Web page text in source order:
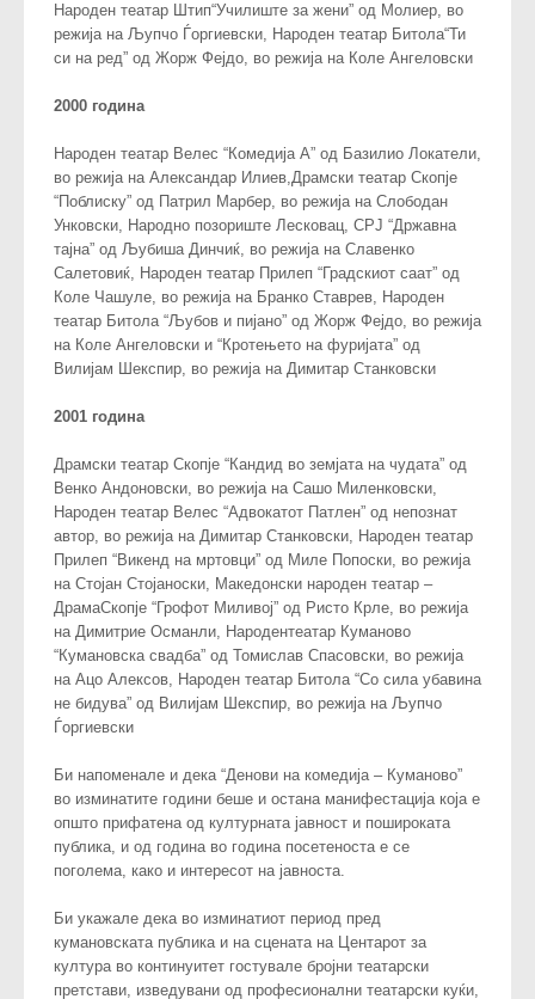
Народен театар Штип“Училиште за жени” од Молиер, во
режија на Љупчо Ѓоргиевски, Народен театар Битола“Ти
си на ред” од Жорж Фејдо, во режија на Коле Ангеловски
2000 година
Народен театар Велес “Комедија А” од Базилио Локатели,
во режија на Александар Илиев,Драмски театар Скопје
“Поблиску” од Патрил Марбер, во режија на Слободан
Унковски, Народно позориште Лесковац, СРЈ “Државна
тајна” од Љубиша Динчиќ, во режија на Славенко
Салетовиќ, Народен театар Прилеп “Градскиот саат” од
Коле Чашуле, во режија на Бранко Ставрев, Народен
театар Битола “Љубов и пијано” од Жорж Фејдо, во режија
на Коле Ангеловски и “Кротењето на фуријата” од
Вилијам Шекспир, во режија на Димитар Станковски
2001 година
Драмски театар Скопје “Кандид во земјата на чудата” од
Венко Андоновски, во режија на Сашо Миленковски,
Народен театар Велес “Адвокатот Патлен” од непознат
автор, во режија на Димитар Станковски, Народен театар
Прилеп “Викенд на мртовци” од Миле Попоски, во режија
на Стојан Стојаноски, Македонски народен театар –
ДрамаСкопје “Грофот Миливој” од Ристо Крле, во режија
на Димитрие Османли, Народентеатар Куманово
“Кумановска свадба” од Томислав Спасовски, во режија
на Ацо Алексов, Народен театар Битола “Со сила убавина
не бидува” од Вилијам Шекспир, во режија на Љупчо
Ѓоргиевски
Би напоменале и дека “Денови на комедија – Куманово”
во изминатите години беше и остана манифестација која е
општо прифатена од културната јавност и пошироката
публика, и од година во година посетеноста е се
поголема, како и интересот на јавноста.
Би укажале дека во изминатиот период пред
кумановската публика и на сцената на Центарот за
култура во континуитет гостувале бројни театарски
претстави, изведувани од професионални театарски куќи,